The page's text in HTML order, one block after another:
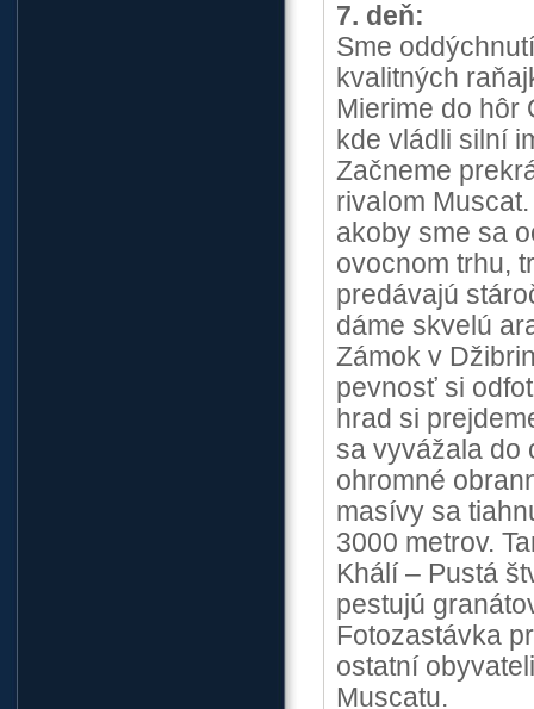
7. deň:
Sme
kvalitných
Mierime do hôr
kde vládli silní
Začneme
rivalom
akoby sme sa
ovocnom trhu,
predávajú
dáme skvelú
Zámok v
pevnosť si
hrad si
sa vyvážala do
ohromné
masívy sa
3000 metrov.
Khálí – Pustá
pestujú
Fotozastávka
ostatní
Muscatu.